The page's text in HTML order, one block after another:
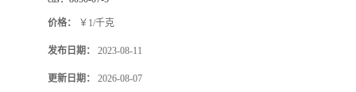
价格： ￥1/千克
发布日期： 2023-08-11
更新日期： 2026-08-07